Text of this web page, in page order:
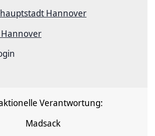
Hannover
Verantwortung:
Madsack